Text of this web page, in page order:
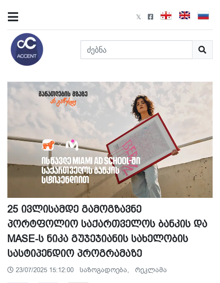
25 ივლისამდე გამოგზავნე
პორტფოლიო საქართველოს ბანკის და
MASE-ს ნიკა გუჯეჯიანის სახელობის
სასტიპენდიო პროგრამაზე
23/07/2025 15:12:00 საზოგადოება, რეკლამა